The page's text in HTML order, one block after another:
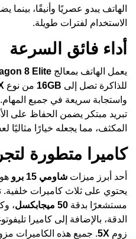
الهاتف يبدو عصريًا وأنيقًا،
الاستخدام لفترات طويلة.
أداء فائق السرعة
يعمل الهاتف بمعالج 8 Elite
للذاكرة تصل إلى 16GB من نوع
واستجابة سريعة في جميع
تبريد مبتكر يضمن الحفاظ على
المكثف، مما يجعله خيارًا مثاليًا
كاميرا متطورة
أحد أبرز ميزات شاومي 15 برو
يحتوي على ثلاث كاميرات خلفية.
مستشعرًا بدقة 50 ميجابكسل
،
الدقة، بالإضافة إلى كاميرا
زوم 5X. جميع هذه الكاميرات